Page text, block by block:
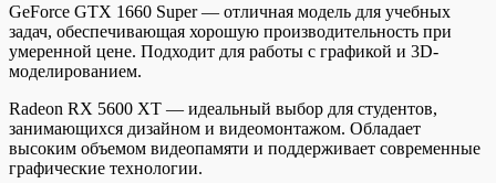
GeForce GTX 1660 Super — отличная модель для учебных
задач, обеспечивающая хорошую производительность при
умеренной цене. Подходит для работы с графикой и 3D-
моделированием.
Radeon RX 5600 XT — идеальный выбор для студентов,
занимающихся дизайном и видеомонтажом. Обладает
высоким объемом видеопамяти и поддерживает современные
графические технологии.